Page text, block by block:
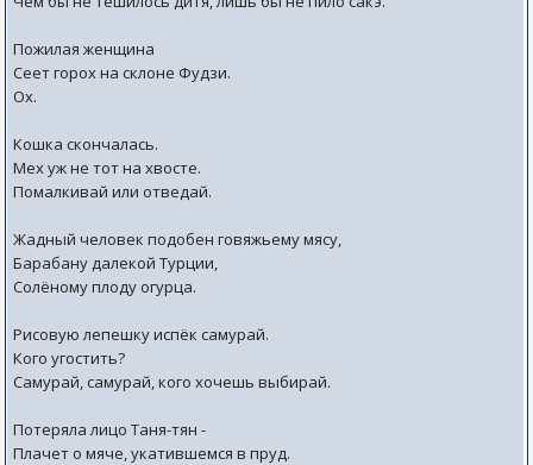
Пожилая женщина
Сеет горох на склоне Фудзи.
Ох.
Кошка скончалась.
Мех уж не тот на хвосте.
Помалкивай или отведай.
Жадный человек подобен говяжьему мясу,
Барабану далекой Турции,
Солёному плоду огурца.
Рисовую лепешку испёк самурай.
Кого угостить?
Самурай, самурай, кого хочешь выбирай.
Потеряла лицо Таня-тян -
Плачет о мяче, укатившемся в пруд.